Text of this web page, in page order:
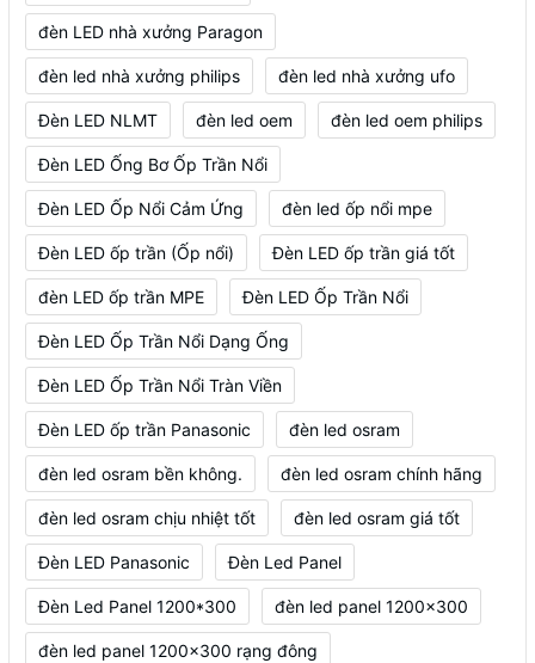
đèn LED nhà xưởng Paragon
đèn led nhà xưởng philips đèn led nhà xưởng ufo
Đèn LED NLMT đèn led oem đèn led oem philips
Đèn LED Ống Bơ Ốp Trần Nổi
Đèn LED Ốp Nổi Cảm Ứng đèn led ốp nổi mpe
Đèn LED ốp trần (Ốp nổi) Đèn LED ốp trần giá tốt
đèn LED ốp trần MPE Đèn LED Ốp Trần Nổi
Đèn LED Ốp Trần Nổi Dạng Ống
Đèn LED Ốp Trần Nổi Tràn Viền
Đèn LED ốp trần Panasonic đèn led osram
đèn led osram bền không. đèn led osram chính hãng
đèn led osram chịu nhiệt tốt đèn led osram giá tốt
Đèn LED Panasonic Đèn Led Panel
Đèn Led Panel 1200*300 đèn led panel 1200x300
đèn led panel 1200x300 rạng đông